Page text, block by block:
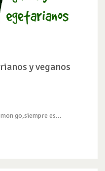
y veganos
go,siempre es...